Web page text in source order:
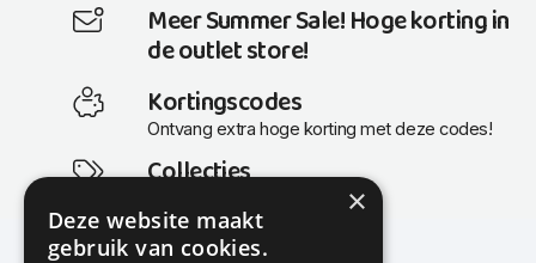
Meer Summer Sale! Hoge korting in
de outlet store!
Kortingscodes
Ontvang extra hoge korting met deze codes!
Collecties
Actuele en populaire collecties
×
Deze website maakt
gebruik van cookies.